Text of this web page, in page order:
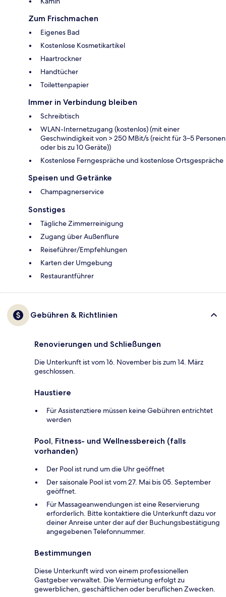
Zum Frischmachen
Eigenes Bad
Kostenlose Kosmetikartikel
Haartrockner
Handtücher
Toilettenpapier
Immer in Verbindung bleiben
Schreibtisch
WLAN-Internetzugang (kostenlos) (mit einer
Geschwindigkeit von > 250 MBit/s (reicht für 3–5 Personen
oder bis zu 10 Geräte))
Kostenlose Ferngespräche und kostenlose Ortsgespräche
Speisen und Getränke
Champagnerservice
Sonstiges
Tägliche Zimmerreinigung
Zugang über Außenflure
Reiseführer/Empfehlungen
Karten der Umgebung
Restaurantführer
Gebühren & Richtlinien
Renovierungen und Schließungen
Die Unterkunft ist vom 16. November bis zum 14. März
geschlossen.
Haustiere
Für Assistenztiere müssen keine Gebühren entrichtet
werden
Pool, Fitness- und Wellnessbereich (falls
vorhanden)
Der Pool ist rund um die Uhr geöffnet
Der saisonale Pool ist vom 27. Mai bis 05. September
geöffnet.
Für Massageanwendungen ist eine Reservierung
erforderlich. Bitte kontaktiere die Unterkunft dazu vor
deiner Anreise unter der auf der Buchungsbestätigung
angegebenen Telefonnummer.
Bestimmungen
Diese Unterkunft wird von einem professionellen
Gastgeber verwaltet. Die Vermietung erfolgt zu
gewerblichen, geschäftlichen oder beruflichen Zwecken.